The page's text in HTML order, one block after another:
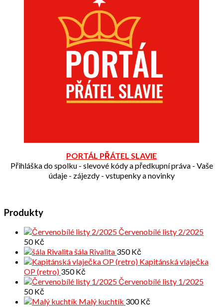
PORTÁL PŘÁTEL SLAVIE
Přihláška do spolku - slevové kódy a předkupní práva - Vaše
údaje - zájezdy - vstupenky a novinky
Produkty
Červenobílé listy 2/2025
50Kč
šála Rivalita 350Kč
Kapitánská vlaječka
OP (retro) 350Kč
Červenobílé listy 1/2025
50Kč
Malý kuchtík 300Kč